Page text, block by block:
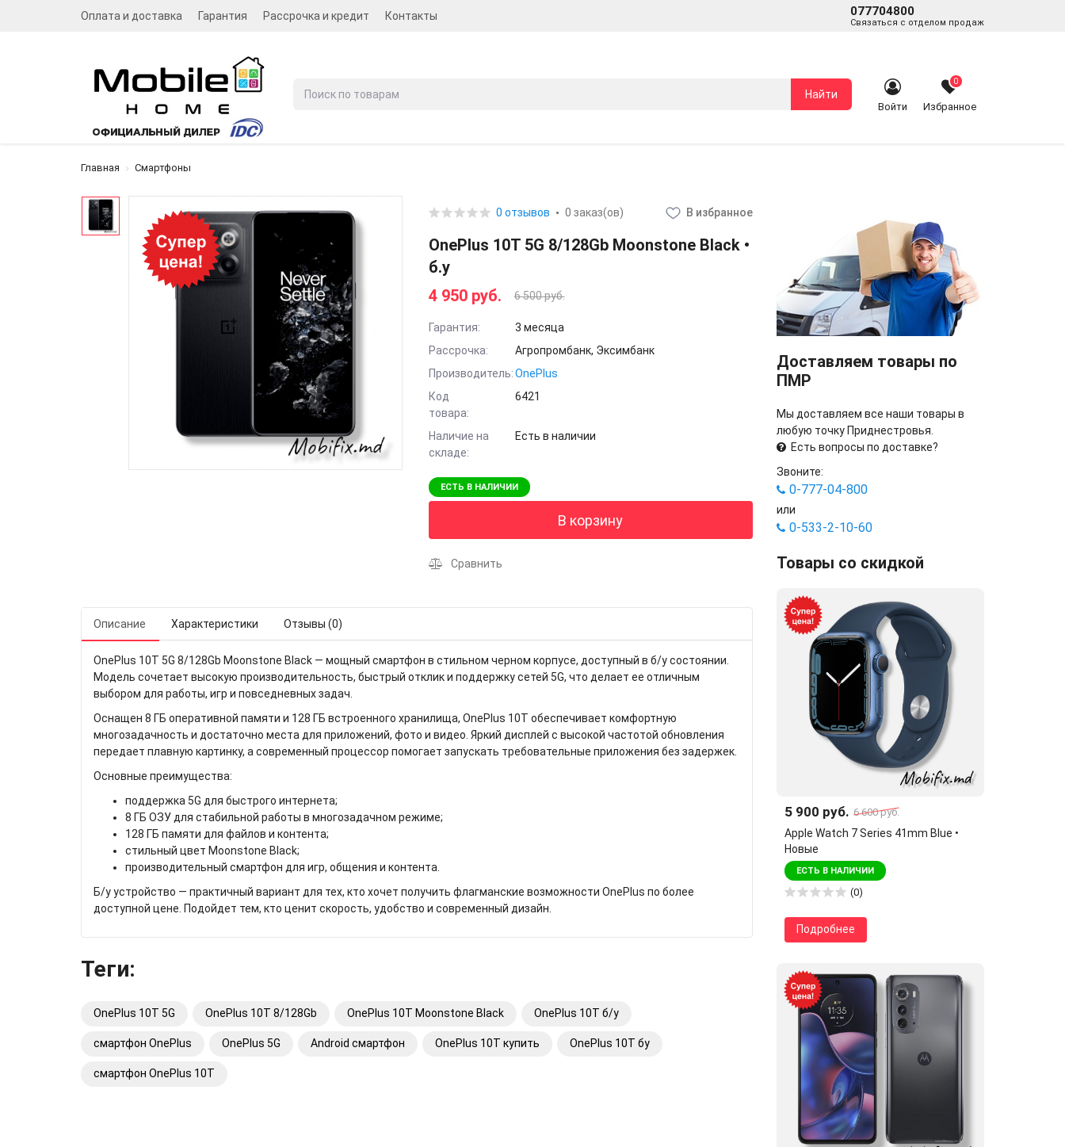
Оплата и доставка Гарантия Рассрочка и кредит Контакты 077704800
Связаться с отделом продаж
Найти
Войти
0
Избранное
Главная Смартфоны
0 отзывов 0 заказ(ов) В избранное
OnePlus 10T 5G 8/128Gb Moonstone Black •
б.у
4 950 руб.
6 500 руб.
Гарантия:
3 месяца
Рассрочка:
Агропромбанк, Эксимбанк
Производитель: OnePlus
Код
товара:
6421
Наличие на
складе:
Есть в наличии
ЕСТЬ В НАЛИЧИИ
В корзину
Сравнить
Описание Характеристики Отзывы (0)
OnePlus 10T 5G 8/128Gb Moonstone Black — мощный смартфон в стильном черном корпусе, доступный в б/у состоянии.
Модель сочетает высокую производительность, быстрый отклик и поддержку сетей 5G, что делает ее отличным
выбором для работы, игр и повседневных задач.
Оснащен 8 ГБ оперативной памяти и 128 ГБ встроенного хранилища, OnePlus 10T обеспечивает комфортную
многозадачность и достаточно места для приложений, фото и видео. Яркий дисплей с высокой частотой обновления
передает плавную картинку, а современный процессор помогает запускать требовательные приложения без задержек.
Основные преимущества:
поддержка 5G для быстрого интернета;
8 ГБ ОЗУ для стабильной работы в многозадачном режиме;
128 ГБ памяти для файлов и контента;
стильный цвет Moonstone Black;
производительный смартфон для игр, общения и контента.
Б/у устройство — практичный вариант для тех, кто хочет получить флагманские возможности OnePlus по более
доступной цене. Подойдет тем, кто ценит скорость, удобство и современный дизайн.
Теги:
OnePlus 10T 5G OnePlus 10T 8/128Gb OnePlus 10T Moonstone Black OnePlus 10T б/у
смартфон OnePlus OnePlus 5G Android смартфон OnePlus 10T купить OnePlus 10T бу
смартфон OnePlus 10T
Доставляем товары по
ПМР
Мы доставляем все наши товары в
любую точку Приднестровья.
Есть вопросы по доставке?
Звоните:
0-777-04-800
или
0-533-2-10-60
Товары со скидкой
5 900 руб. 6 600 руб.
Apple Watch 7 Series 41mm Blue •
Новые
ЕСТЬ В НАЛИЧИИ
(0)
Подробнее